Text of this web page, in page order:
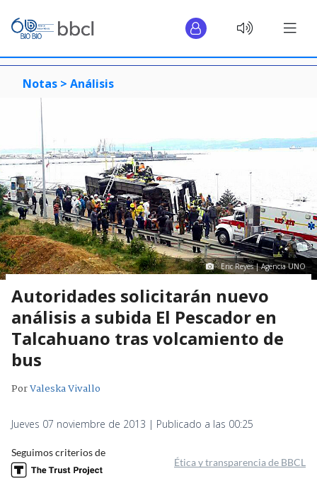
Notas > Análisis
Eric Reyes | Agencia UNO
Autoridades solicitarán nuevo
análisis a subida El Pescador en
Talcahuano tras volcamiento de
bus
PorValeska Vivallo
Jueves 07 noviembre de 2013 | Publicado a las 00:25
Seguimos criterios de
Ética y transparencia de BBCL